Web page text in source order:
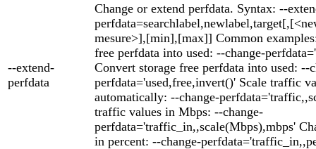
--extend-
perfdata
Change or extend perfdata. Syntax: --
mesure>],[min],[max]] Common
free perfdata into used: --change-
Convert storage free perfdata into used: --
perfdata='used,free,invert()' Scale traffic
automatically: --change-
traffic values in Mbps: --change-
perfdata='traffic_in,,scale(Mbps),mbps'
in percent: --change-